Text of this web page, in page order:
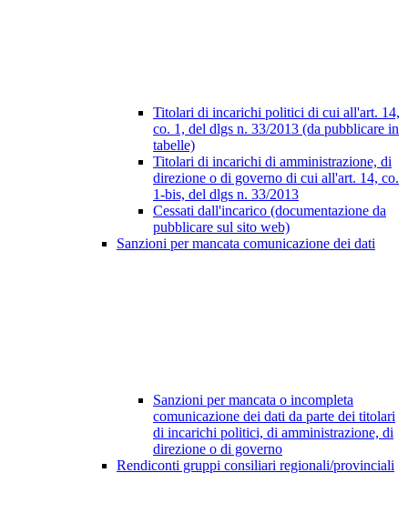
Titolari di incarichi politici di cui all'art. 14,
co. 1, del dlgs n. 33/2013 (da pubblicare in
tabelle)
Titolari di incarichi di amministrazione, di
direzione o di governo di cui all'art. 14, co.
1-bis, del dlgs n. 33/2013
Cessati dall'incarico (documentazione da
pubblicare sul sito web)
Sanzioni per mancata comunicazione dei dati
Sanzioni per mancata o incompleta
comunicazione dei dati da parte dei titolari
di incarichi politici, di amministrazione, di
direzione o di governo
Rendiconti gruppi consiliari regionali/provinciali